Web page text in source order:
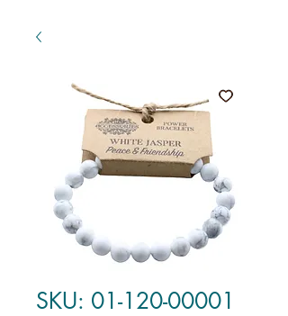
SKU: 01-120-00001